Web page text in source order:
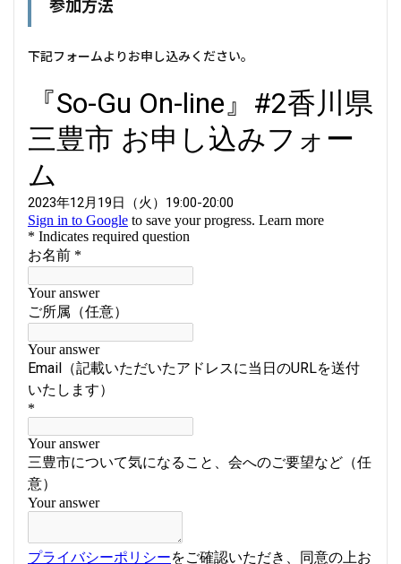
参加方法
下記フォームよりお申し込みください。